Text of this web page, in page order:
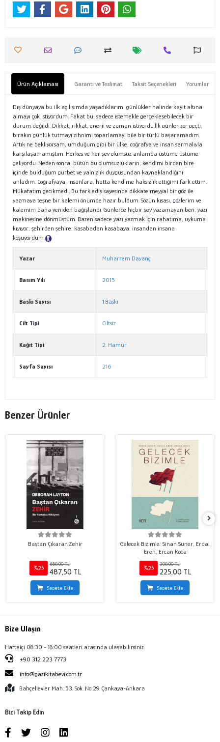
Ürün Açıklaması Garanti ve Teslimat Taksit Seçenekleri Yorumlar
Dış dünyaya bu ilk açılışımda yaşadıklarımı günlükler halinde kayıt altına
almayı çok istiyordum. Fakat bu, sadece istemekle gerçekleşebilecek bir
durum değildi. Dikkat, rikkat, enerji ve zaman istiyordu.İlk günler zor geçti,
bırakın günlük tutmayı zihnimi toparlamayı bile bir türlü başaramadım.
Artık ne bekliyorsam, umduğum gibi bir ülke, coğrafya ve insan sarmalıyla
karşılaşamamıştım. Herkes ve her şey olumsuz anlamda üstüme üstüme
geliyordu. Neden sonra, bütün bu olumsuzlukların, kendimi birden bire
içinde bulduğum gurbet ve yalnızlık duygusundan kaynaklandığını
anladım. Coğrafyaya, insanlara, hatta kendime haksızlık ettiğimi fark ettim.
Mükafatım gecikmedi. Bu fark ediş sayesinde dikkate meyyal bir göz ile
yazmaya teşne bir kalemi önümde hazır buldum. Sözün kısası, gözlerim ve
kalemim bana yeniden bağışlandı. Günlerce hiçbir şey yazamayan ben, yazı
makinesine dönmüştüm. Bazen sadece yazı yazmak için rahatıma, uykuma
kıyıyor, şehirden şehire, kasabadan kasabaya, insandan insana
koşuyordum.
Yazar Muharrem Dayanç
Basım Yılı 2015
Baskı Sayısı 1.Baskı
Cilt Tipi Ciltsiz
Kağıt Tipi 2. Hamur
Sayfa Sayısı 216
Benzer Ürünler
Baştan Çıkaran Zehir
%25
650,00 TL
487,50 TL
Sepete Ekle
Gelecek Bizimle: Sinan Suner, Erdal
Eren, Ercan Koca
%25
300,00 TL
225,00 TL
Sepete Ekle
Bize Ulaşın
Haftaiçi 08:30 - 18:00 saatleri arasında ulaşabilirsiniz.
+90 312 223 7773
info@gazikitabevi.com.tr
Bahçelievler Mah. 53. Sok. No:29 Çankaya-Ankara
Bizi Takip Edin